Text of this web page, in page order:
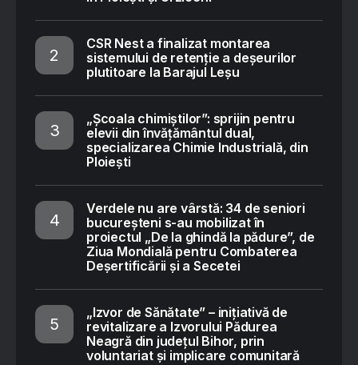
CSR Nest a finalizat montarea
sistemului de retenție a deșeurilor
plutitoare la Barajul Leșu
„Școala chimiștilor”: sprijin pentru
elevii din învățământul dual,
specializarea Chimie Industrială, din
Ploiești
Verdele nu are vârstă: 34 de seniori
bucureșteni s-au mobilizat în
proiectul „De la ghindă la pădure”, de
Ziua Mondială pentru Combaterea
Deșertificării și a Secetei
„Izvor de Sănătate” – inițiativă de
revitalizare a Izvorului Pădurea
Neagră din județul Bihor, prin
voluntariat și implicare comunitară